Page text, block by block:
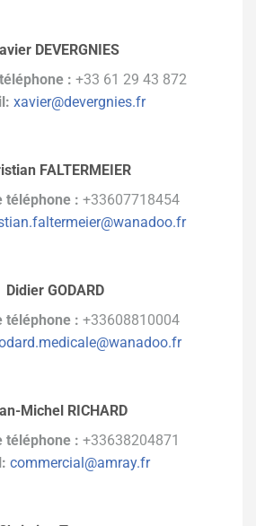
DEVERGNIES
: +33 61 29 43 872
xavier@devergnies.fr
FALTERMEIER
téléphone : +33607718454
Didier GODARD
téléphone : +33608810004
Michel RICHARD
téléphone : +33638204871
commercial@amray.fr